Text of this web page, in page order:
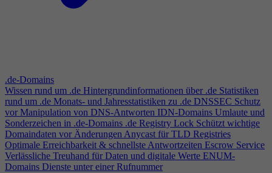
.de-Domains
Wissen rund um .de Hintergrundinformationen über .de Statistiken
rund um .de Monats- und Jahresstatistiken zu .de DNSSEC Schutz
vor Manipulation von DNS-Antworten IDN-Domains Umlaute und
Sonderzeichen in .de-Domains .de Registry Lock Schützt wichtige
Domaindaten vor ÄnderungenAnycast für TLD Registries
Optimale Erreichbarkeit & schnellste Antwortzeiten Escrow Service
Verlässliche Treuhand für Daten und digitale Werte ENUM-
Domains Dienste unter einer Rufnummer